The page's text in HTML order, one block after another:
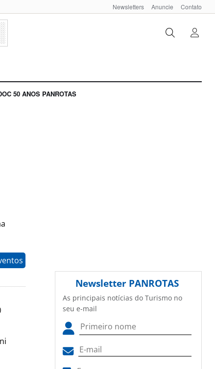
Newsletters Anuncie Contato
50 ANOS PANROTAS
Newsletter PANROTAS
As principais notícias do Turismo no
seu e-mail